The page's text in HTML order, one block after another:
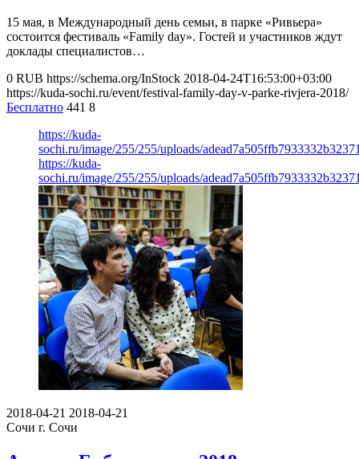
15 мая, в Международный день семьи, в парке «Ривьера»
состоится фестиваль «Family day». Гостей и участников ждут
доклады специалистов…
0 RUB https://schema.org/InStock 2018-04-24T16:53:00+03:00
https://kuda-sochi.ru/event/festival-family-day-v-parke-rivjera-2018/
Бесплатно 441 8
https://kuda-
sochi.ru/image/255/255/uploads/
https://kuda-
sochi.ru/image/255/255/uploads/
2018-04-21 2018-04-21
Сочи г. Сочи